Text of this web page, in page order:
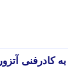
کادرفنی